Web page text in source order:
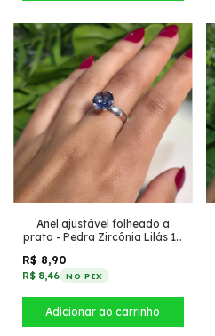
Anel ajustável folheado a
prata - Pedra Zircônia Lilás 10
R$ 8,90
R$ 8,46 NO PIX